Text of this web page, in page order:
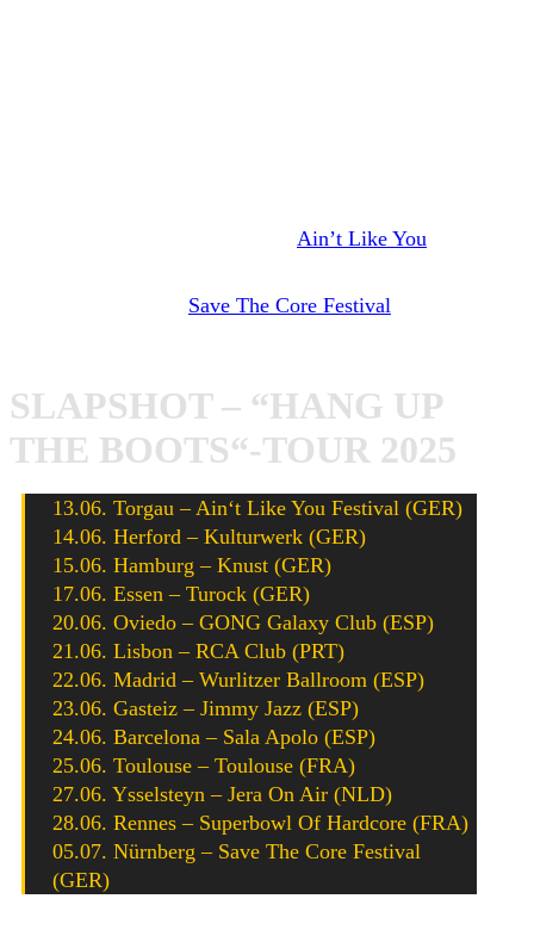
Ain’t Like You
Save The Core Festival
SLAPSHOT – “HANG UP
THE BOOTS“-TOUR 2025
13.06. Torgau – Ain‘t Like You Festival (GER)
14.06. Herford – Kulturwerk (GER)
15.06. Hamburg – Knust (GER)
17.06. Essen – Turock (GER)
20.06. Oviedo – GONG Galaxy Club (ESP)
21.06. Lisbon – RCA Club (PRT)
22.06. Madrid – Wurlitzer Ballroom (ESP)
23.06. Gasteiz – Jimmy Jazz (ESP)
24.06. Barcelona – Sala Apolo (ESP)
25.06. Toulouse – Toulouse (FRA)
27.06. Ysselsteyn – Jera On Air (NLD)
28.06. Rennes – Superbowl Of Hardcore (FRA)
05.07. Nürnberg – Save The Core Festival
(GER)